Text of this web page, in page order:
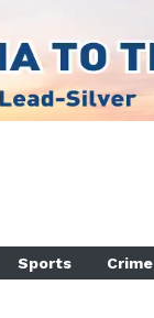
Sports Crime